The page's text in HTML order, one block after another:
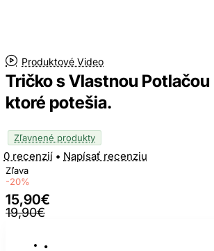
Produktové Video
Tričko s Vlastnou
ktoré potešia.
Zľavnené produkty
0 recenzií • Napísať recenziu
Zľava
-20%
15,90€
19,90€